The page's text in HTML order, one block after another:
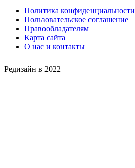
Политика конфиденциальности
Пользовательское соглашение
Правообладателям
Карта сайта
О нас и контакты
Редизайн в 2022